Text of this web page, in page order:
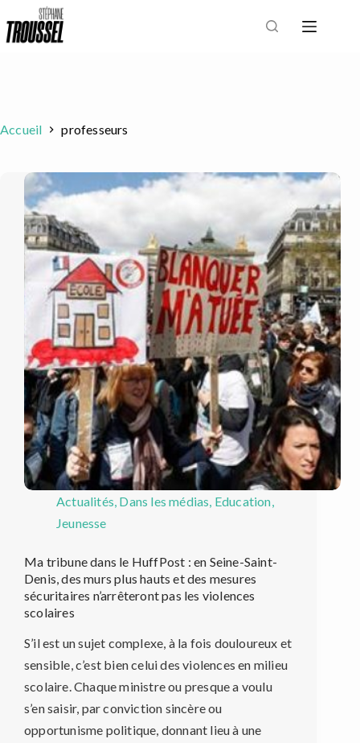
au
Accueil professeurs
Actualités Dans les médias Education
Jeunesse
Ma tribune dans le HuffPost : en Seine-Saint-
Denis, des murs plus hauts et des mesures
sécuritaires n’arrêteront pas les violences
scolaires
S’il est un sujet complexe, à la fois douloureux et
sensible, c’est bien celui des violences en milieu
scolaire. Chaque ministre ou presque a voulu
s’en saisir, par conviction sincère ou
opportunisme politique, donnant lieu à une